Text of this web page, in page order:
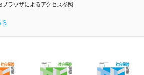
ラウザによるアクセス参照
ら